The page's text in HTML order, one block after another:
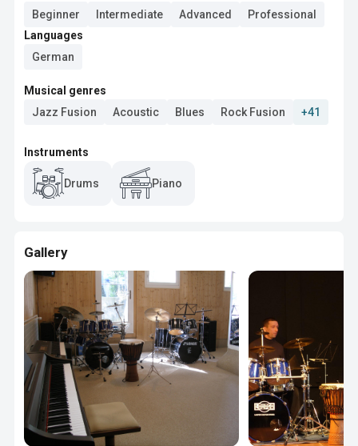
Beginner
Intermediate Advanced
Professional
Languages
German
Musical genres
Jazz Fusion
Acoustic Blues Rock Fusion +41
Instruments
Drums Piano
Gallery